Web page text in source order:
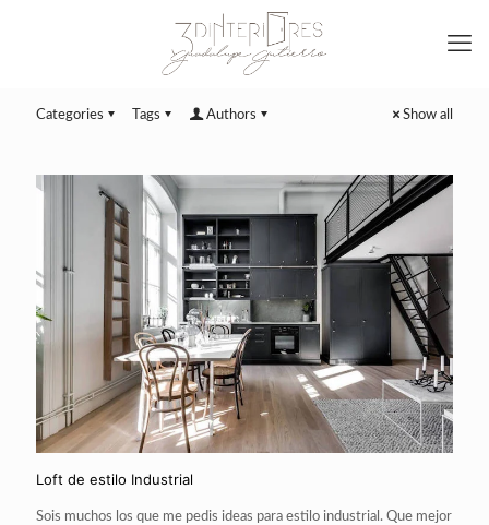
Categories Tags Authors Show all
Loft de estilo Industrial
Sois muchos los que me pedis ideas para estilo industrial. Que mejor